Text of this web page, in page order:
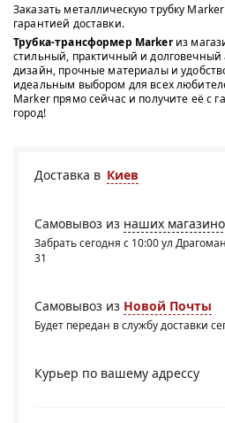
Заказать металлическую трубку
гарантией доставки.
Трубка-трансформер Markerиз
стильный, практичный и долговечный
дизайн, прочные материалы и
идеальным выбором для всех
Marker прямо сейчас и получите её с
город!
Доставка в Киев
Самовывоз из наших
Забрать сегодня с 10:00 ул
31
Самовывоз из Новой Почты
Будет передан в службу доставки
Курьер по вашему адрессу